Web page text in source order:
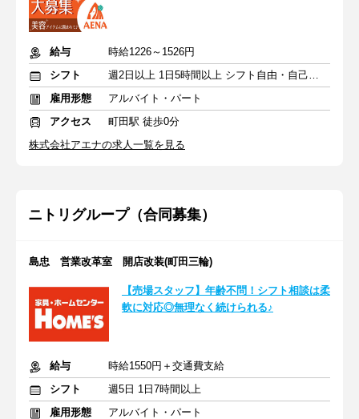
給与
時給1226～1526円
シフト
週2日以上 1日5時間以上 シフト自由・自己申告
雇用形態
アルバイト・パート
アクセス
町田駅 徒歩0分
株式会社アエナの求人一覧を見る
ニトリグループ（合同募集）
島忠 営業改革室 開店改装(町田三輪)
【売場スタッフ】年齢不問！シフト相談は柔
軟に対応◎無理なく続けられる♪
給与
時給1550円＋交通費支給
シフト
週5日 1日7時間以上
雇用形態
アルバイト・パート